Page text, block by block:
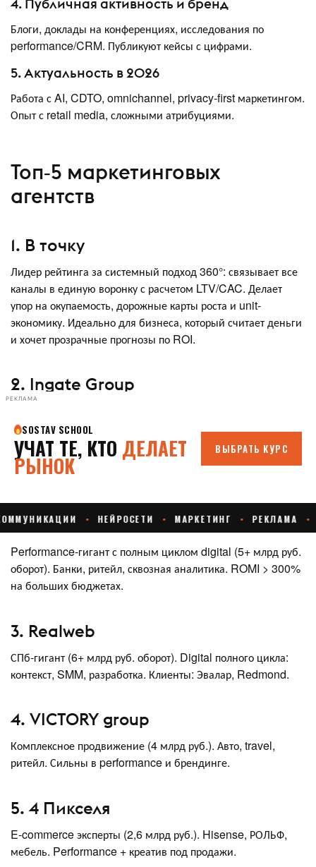
4. Публичная активность и бренд
Блоги, доклады на конференциях, исследования по
performance/CRM. Публикуют кейсы с цифрами.
5. Актуальность в 2026
Работа с AI, CDTO, omnichannel, privacy-first маркетингом.
Опыт с retail media, сложными атрибуциями.
Топ‑5 маркетинговых
агентств
1. В точку
Лидер рейтинга за системный подход 360°: связывает все
каналы в единую воронку с расчетом LTV/CAC. Делает
упор на окупаемость, дорожные карты роста и unit-
экономику. Идеально для бизнеса, который считает деньги
и хочет прозрачные прогнозы по ROI.​
2. Ingate Group
РЕКЛАМА
Performance-гигант с полным циклом digital (5+ млрд руб.
оборот). Банки, ритейл, сквозная аналитика. ROMI > 300%
на больших бюджетах.​
3. Realweb
СПб-гигант (6+ млрд руб. оборот). Digital полного цикла:
контекст, SMM, разработка. Клиенты: Эвалар, Redmond.​
4. VICTORY group
Комплексное продвижение (4 млрд руб.). Авто, travel,
ритейл. Сильны в performance и брендинге.​
5. 4 Пикселя
E-commerce эксперты (2,6 млрд руб.). Hisense, РОЛЬФ,
мебель. Performance + креатив под продажи.​